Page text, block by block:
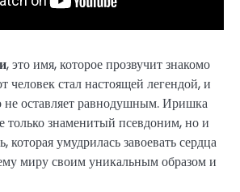
, это имя, которое прозвучит знакомо
стал настоящей легендой, и
не оставляет равнодушным. Иришка
знаменитый псевдоним, но и
которая умудрилась завоевать сердца
миру своим уникальным образом и